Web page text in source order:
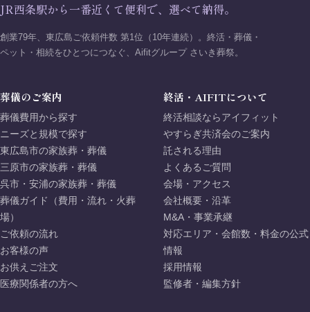
JR西条駅から一番近くて便利で、選べて納得。
創業79年、東広島ご依頼件数 第1位（10年連続）。終活・葬儀・
ペット・相続をひとつにつなぐ、Aifitグループ さいき葬祭。
葬儀のご案内
葬儀費用から探す
ニーズと規模で探す
東広島市の家族葬・葬儀
三原市の家族葬・葬儀
呉市・安浦の家族葬・葬儀
葬儀ガイド（費用・流れ・火葬
場）
ご依頼の流れ
お客様の声
お供えご注文
医療関係者の方へ
終活・AIFITについて
終活相談ならアイフィット
やすらぎ共済会のご案内
託される理由
よくあるご質問
会場・アクセス
会社概要・沿革
M&A・事業承継
対応エリア・会館数・料金の公式
情報
採用情報
監修者・編集方針